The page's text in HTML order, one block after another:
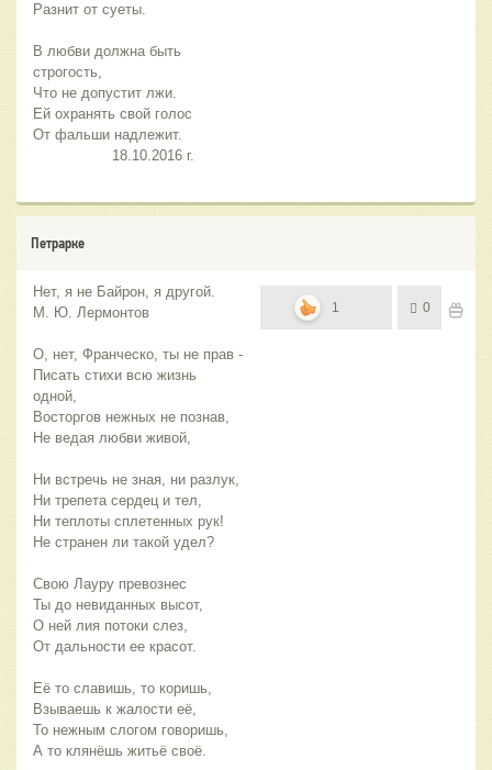
Разнит от суеты.
В любви должна быть
строгость,
Что не допустит лжи.
Ей охранять свой голос
От фальши надлежит.
                  18.10.2016 г.
Петрарке
Нет, я не Байрон, я другой.
М. Ю. Лермонтов
О, нет, Франческо, ты не прав -
Писать стихи всю жизнь
одной,
Восторгов нежных не познав,
Не ведая любви живой,
Ни встречь не зная, ни разлук,
Ни трепета сердец и тел,
Ни теплоты сплетенных рук!
Не странен ли такой удел?
Свою Лауру превознес
Ты до невиданных высот,
О ней лия потоки слез,
От дальности ее красот.
Её то славишь, то коришь,
Взываешь к жалости её,
То нежным слогом говоришь,
А то клянёшь житьё своё.
1 0